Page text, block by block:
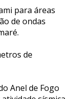
para áreas
de ondas
de
Anel de Fogo